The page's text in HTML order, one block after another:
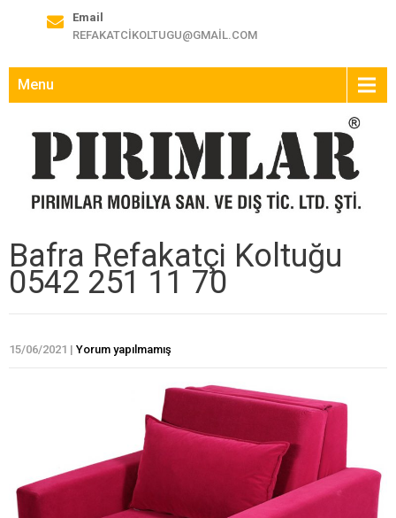
Email
REFAKATCIKOLTUGU@GMAIL.COM
Menu
Bafra Refakatçi Koltuğu
0542 251 11 70
15/06/2021 | Yorum yapılmamış